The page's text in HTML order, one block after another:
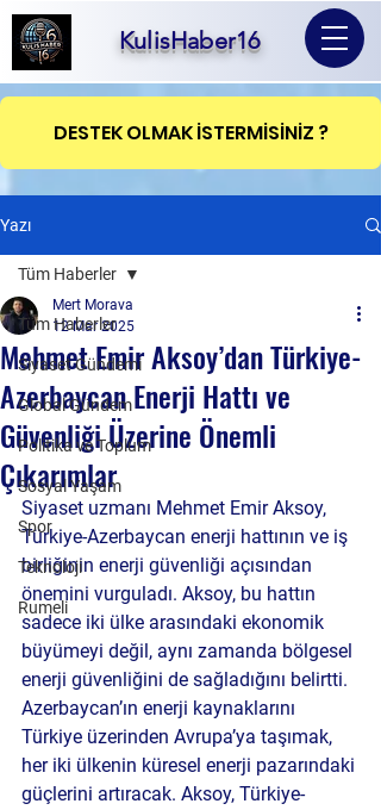
KulisHaber16
DESTEK OLMAK İSTERMİSİNİZ ?
Yazı
Tüm Haberler
Siyaset Gündemi
Global Gündem
Politika ve Toplum
Sosyal Yaşam
Spor
Teknoloji
Rumeli
Tüm Haberler
Mehmet Emir Aksoy’dan Türkiye-
Azerbaycan Enerji Hattı ve
Güvenliği Üzerine Önemli
Çıkarımlar
Mert Morava
12 Mar 2025
Siyaset uzmanı Mehmet Emir Aksoy,
Türkiye-Azerbaycan enerji hattının ve iş
birliğinin enerji güvenliği açısından
önemini vurguladı. Aksoy, bu hattın
sadece iki ülke arasındaki ekonomik
büyümeyi değil, aynı zamanda bölgesel
enerji güvenliğini de sağladığını belirtti.
Azerbaycan’ın enerji kaynaklarını
Türkiye üzerinden Avrupa’ya taşımak,
her iki ülkenin küresel enerji pazarındaki
güçlerini artıracak. Aksoy, Türkiye-